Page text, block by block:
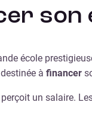
son
école
à financer
un salaire.